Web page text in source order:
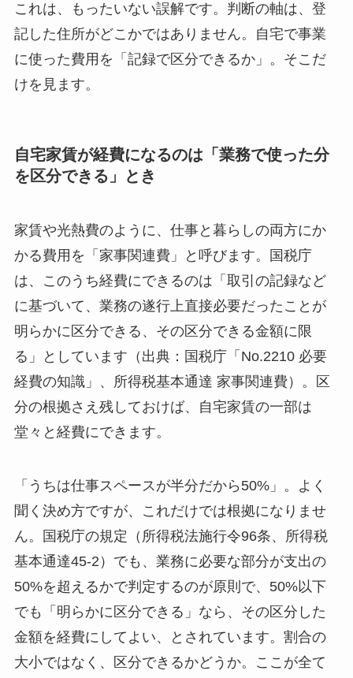
これは、もったいない誤解です。判断の軸は、登
記した住所がどこかではありません。自宅で事業
に使った費用を「記録で区分できるか」。そこだ
けを見ます。
自宅家賃が経費になるのは「業務で使った分
を区分できる」とき
家賃や光熱費のように、仕事と暮らしの両方にか
かる費用を「家事関連費」と呼びます。国税庁
は、このうち経費にできるのは「取引の記録など
に基づいて、業務の遂行上直接必要だったことが
明らかに区分できる、その区分できる金額に限
る」としています（出典：国税庁「No.2210 必要
経費の知識」、所得税基本通達 家事関連費）。区
分の根拠さえ残しておけば、自宅家賃の一部は
堂々と経費にできます。
「うちは仕事スペースが半分だから50%」。よく
聞く決め方ですが、これだけでは根拠になりませ
ん。国税庁の規定（所得税法施行令96条、所得税
基本通達45-2）でも、業務に必要な部分が支出の
50%を超えるかで判定するのが原則で、50%以下
でも「明らかに区分できる」なら、その区分した
金額を経費にしてよい、とされています。割合の
大小ではなく、区分できるかどうか。ここが全て